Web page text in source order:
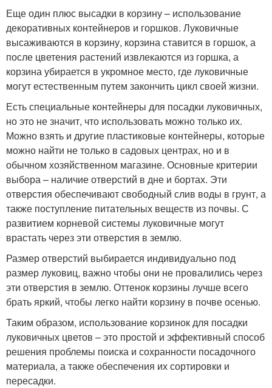
Еще один плюс высадки в корзину – использование
декоративных контейнеров и горшков. Луковичные
высаживаются в корзину, корзина ставится в горшок, а
после цветения растений извлекаются из горшка, а
корзина убирается в укромное место, где луковичные
могут естественным путем закончить цикл своей жизни.
Есть специальные контейнеры для посадки луковичных,
но это не значит, что использовать можно только их.
Можно взять и другие пластиковые контейнеры, которые
можно найти не только в садовых центрах, но и в
обычном хозяйственном магазине. Основные критерии
выбора – наличие отверстий в дне и бортах. Эти
отверстия обеспечивают свободный слив воды в грунт, а
также поступление питательных веществ из почвы. С
развитием корневой системы луковичные могут
врастать через эти отверстия в землю.
Размер отверстий выбирается индивидуально под
размер луковиц, важно чтобы они не провалились через
эти отверстия в землю. Оттенок корзины лучше всего
брать яркий, чтобы легко найти корзину в почве осенью.
Таким образом, использование корзинок для посадки
луковичных цветов – это простой и эффективный способ
решения проблемы поиска и сохранности посадочного
материала, а также обеспечения их сортировки и
пересадки.